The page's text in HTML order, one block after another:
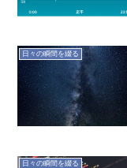
日々の瞬間を綴る
日々の瞬間を綴る